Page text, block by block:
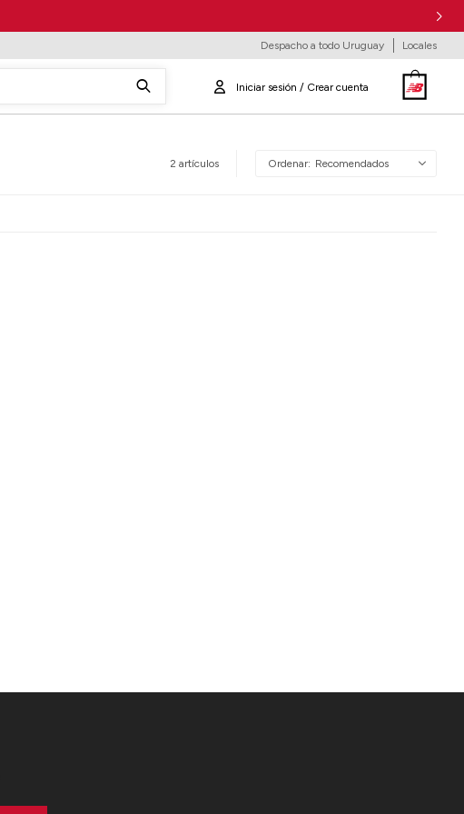
Despacho a todo Uruguay Locales
2 artículos Recomendados